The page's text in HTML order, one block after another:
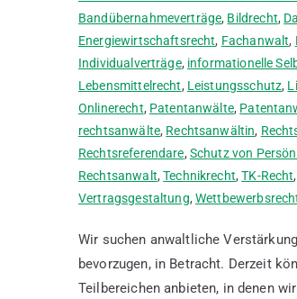
Bandübernahmeverträge, Bildrecht,
Energiewirtschaftsrecht, Fachanwalt,
Individualverträge, informationelle
Lebensmittelrecht, Leistungsschutz,
Onlinerecht, Patentanwälte,
rechtsanwälte, Rechtsanwältin,
Rechtsreferendare, Schutz von
Rechtsanwalt,Technikrecht,TK-Recht,
Vertragsgestaltung,
Wir suchen anwaltliche
bevorzugen, in Betracht. Derzeit
Teilbereichen anbieten, in denen